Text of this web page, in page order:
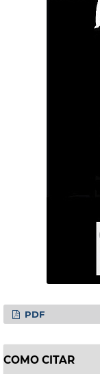
PDF
COMO CITAR